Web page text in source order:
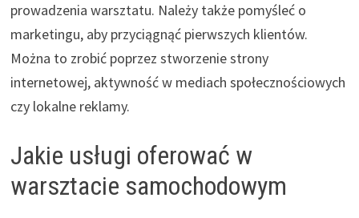
prowadzenia warsztatu. Należy także pomyśleć o
marketingu, aby przyciągnąć pierwszych klientów.
Można to zrobić poprzez stworzenie strony
internetowej, aktywność w mediach społecznościowych
czy lokalne reklamy.
Jakie usługi oferować w
warsztacie samochodowym